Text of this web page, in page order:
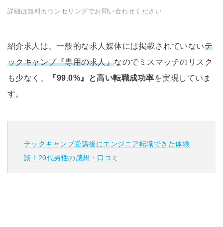
詳細は無料カウンセリングでお問い合わせください
紹介求人は、一般的な求人媒体には掲載されていないテ
ックキャンプ『専用の求人』なのでミスマッチのリスク
も少なく、
『99.0%』と高い転職成功率を実現していま
す。
テックキャンプ受講後にエンジニア転職できた体験
談！20代男性の感想・口コミ